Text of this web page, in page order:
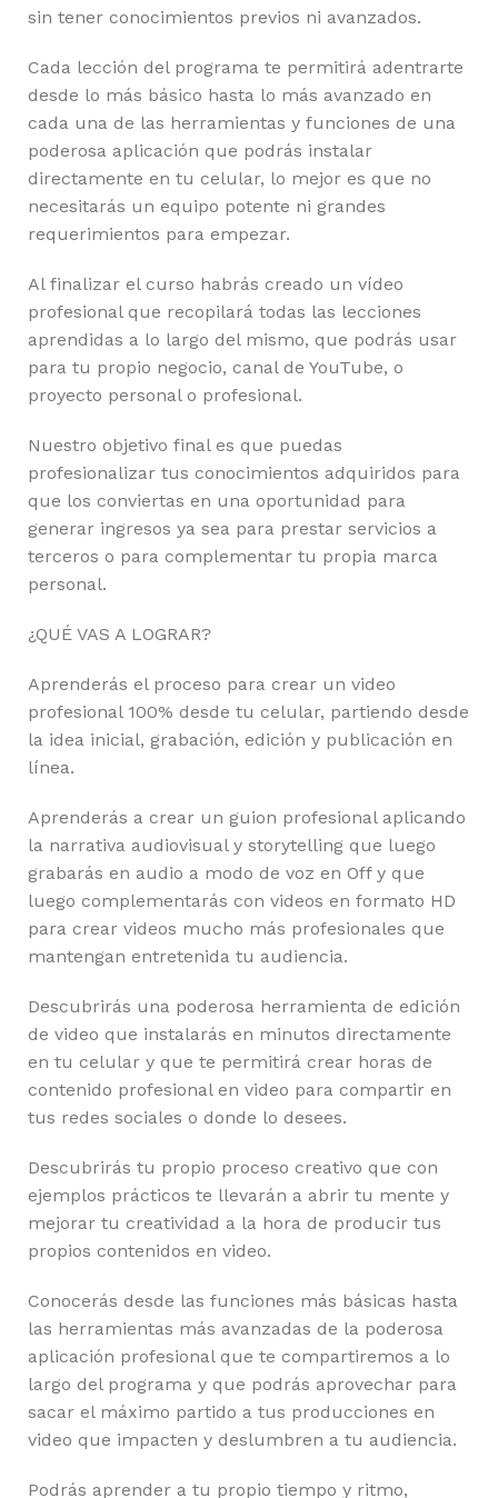
sin tener conocimientos previos ni avanzados.
Cada lección del programa te permitirá adentrarte
desde lo más básico hasta lo más avanzado en
cada una de las herramientas y funciones de una
poderosa aplicación que podrás instalar
directamente en tu celular, lo mejor es que no
necesitarás un equipo potente ni grandes
requerimientos para empezar.
Al finalizar el curso habrás creado un vídeo
profesional que recopilará todas las lecciones
aprendidas a lo largo del mismo, que podrás usar
para tu propio negocio, canal de YouTube, o
proyecto personal o profesional.
Nuestro objetivo final es que puedas
profesionalizar tus conocimientos adquiridos para
que los conviertas en una oportunidad para
generar ingresos ya sea para prestar servicios a
terceros o para complementar tu propia marca
personal.
¿QUÉ VAS A LOGRAR?
Aprenderás el proceso para crear un video
profesional 100% desde tu celular, partiendo desde
la idea inicial, grabación, edición y publicación en
línea.
Aprenderás a crear un guion profesional aplicando
la narrativa audiovisual y storytelling que luego
grabarás en audio a modo de voz en Off y que
luego complementarás con videos en formato HD
para crear videos mucho más profesionales que
mantengan entretenida tu audiencia.
Descubrirás una poderosa herramienta de edición
de video que instalarás en minutos directamente
en tu celular y que te permitirá crear horas de
contenido profesional en video para compartir en
tus redes sociales o donde lo desees.
Descubrirás tu propio proceso creativo que con
ejemplos prácticos te llevarán a abrir tu mente y
mejorar tu creatividad a la hora de producir tus
propios contenidos en video.
Conocerás desde las funciones más básicas hasta
las herramientas más avanzadas de la poderosa
aplicación profesional que te compartiremos a lo
largo del programa y que podrás aprovechar para
sacar el máximo partido a tus producciones en
video que impacten y deslumbren a tu audiencia.
Podrás aprender a tu propio tiempo y ritmo,